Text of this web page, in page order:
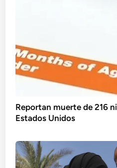
Reportan muerte de 216
Estados Unidos